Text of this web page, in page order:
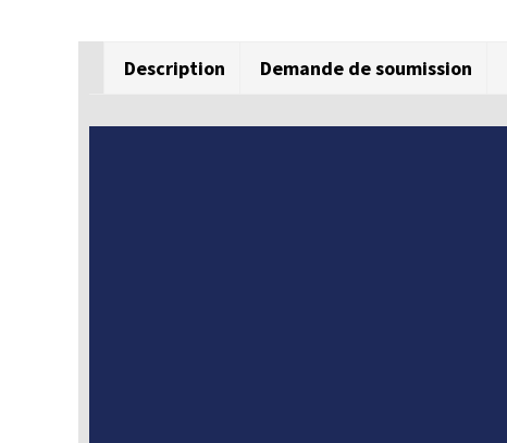
Description Demande de soumission